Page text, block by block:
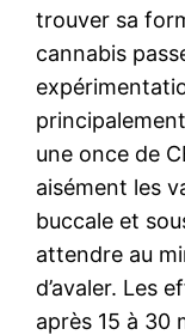
trouver sa
cannabis
une once de
aisément les
buccale et
attendre au
d’avaler. Les
après 15 à 30